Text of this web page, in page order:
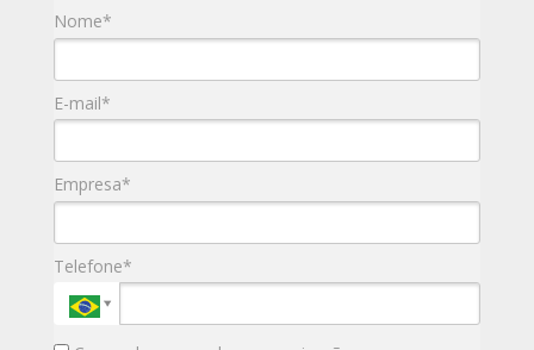
Nome*
E-mail*
Empresa*
Telefone*